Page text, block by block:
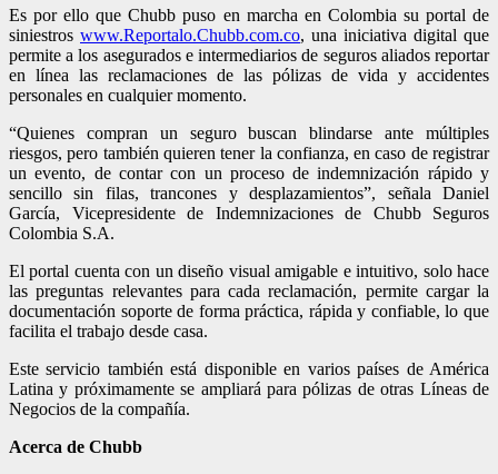
Es por ello que Chubb puso en marcha en Colombia su portal de
siniestros www.Reportalo.Chubb.com.co, una iniciativa digital que
permite a los asegurados e intermediarios de seguros aliados reportar
en línea las reclamaciones de las pólizas de vida y accidentes
personales en cualquier momento.
“Quienes compran un seguro buscan blindarse ante múltiples
riesgos, pero también quieren tener la confianza, en caso de registrar
un evento, de contar con un proceso de indemnización rápido y
sencillo sin filas, trancones y desplazamientos”, señala Daniel
García, Vicepresidente de Indemnizaciones de Chubb Seguros
Colombia S.A.
El portal cuenta con un diseño visual amigable e intuitivo, solo hace
las preguntas relevantes para cada reclamación, permite cargar la
documentación soporte de forma práctica, rápida y confiable, lo que
facilita el trabajo desde casa.
Este servicio también está disponible en varios países de América
Latina y próximamente se ampliará para pólizas de otras Líneas de
Negocios de la compañía.
Acerca de Chubb